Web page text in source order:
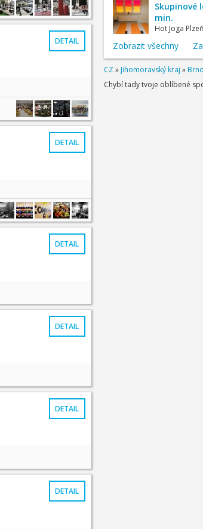
DETAIL
DETAIL
DETAIL
DETAIL
DETAIL
DETAIL
Skupinové
min.
Hot Joga Plzeň
Zobrazit všechny
CZ» Jihomoravský kraj »
Chybí tady tvoje oblíbené